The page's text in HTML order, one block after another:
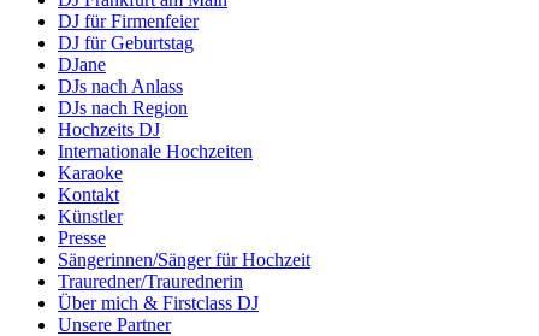
DJ für Firmenfeier
DJ für Geburtstag
DJane
DJs nach Anlass
DJs nach Region
Hochzeits DJ
Internationale Hochzeiten
Karaoke
Kontakt
Künstler
Presse
Sängerinnen/Sänger für Hochzeit
Trauredner/Traurednerin
Über mich & Firstclass DJ
Unsere Partner